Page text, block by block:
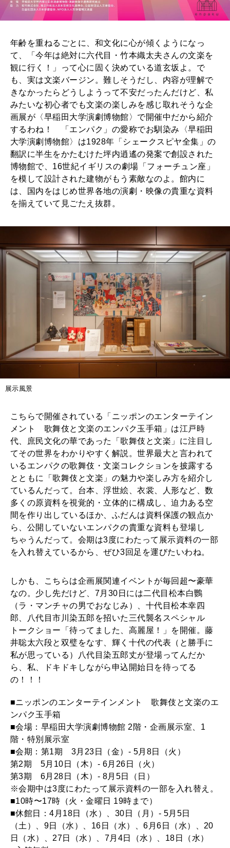
年齢を重ねるごとに、和文化に心が傾くようになっ
て、「今年は絶対に六代目・竹本織太夫さんの文楽を
観に行く！」って心に固く決めている道玄坂よ。で
も、実は文楽バージン。難しそうだし、内容が理解で
きなかったらどうしようって不安だったんだけど、私
みたいな初心者でも文楽の楽しみを感じ取れそうな企
画展が〈早稲田大学演劇博物館〉で開催中だから紹介
するわね！ 「エンパク」の愛称でお馴染み〈早稲田
大学演劇博物館〉は1928年「シェークスピヤ全集」の
翻訳に半生をかたむけた坪内逍遙の発案で創設された
博物館で、16世紀イギリスの劇場「フォーチュン座」
を模して設計された建物がもう素敵なのよ。館内に
は、国内をはじめ世界各地の演劇・映像の貴重な資料
を揃えていて見ごたえ抜群。
展示風景
こちらで開催されている「ニッポンのエンターテイン
メント 歌舞伎と文楽のエンパク玉手箱」は江戸時
代、庶民文化の華であった「歌舞伎と文楽」に注目し
てその世界をわかりやすく解説。世界最大と言われて
いるエンパクの歌舞伎・文楽コレクションを披露する
とともに「歌舞伎と文楽」の魅力や楽しみ方を紹介し
ているんだって。台本、浮世絵、衣裳、人形など、数
多くの原資料を視覚的・立体的に構成し、迫力ある空
間を作り出しているほか、ふだんは資料保護の観点か
ら、公開していないエンパクの貴重な資料も登場し
ちゃうんだって。会期は3度にわたって展示資料の一部
を入れ替えているから、ぜひ3回足を運びたいわね。
しかも、こちらは企画展関連イベントが毎回超〜豪華
なの。少し先だけど、7月30日には二代目松本白鸚
（ラ・マンチャの男でおなじみ）、十代目松本幸四
郎、八代目市川染五郎を招いた三代襲名スペシャル
トークショー「待ってました、高麗屋！」を開催。藤
井聡太六段と双璧をなす、輝く十代の代表（と勝手に
私が思っている）八代目染五郎丈が登場ってんだか
ら、私、ドキドキしながら申込開始日を待ってる
の！！！
■ニッポンのエンターテインメント 歌舞伎と文楽のエ
ンパク玉手箱
■会場：早稲田大学演劇博物館 2階・企画展示室、1
階・特別展示室
■会期：第1期 3月23日（金）- 5月8日（火）
第2期 5月10日（木）- 6月26日（火）
第3期 6月28日（木）- 8月5日（日）
※会期中は3度にわたって展示資料の一部を入れ替え。
■10時〜17時（火・金曜日 19時まで）
■休館日：4月18日（水）、30日（月）- 5月5日
（土）、9日（水）、16日（水）、6月6日（水）、20
日（水）、27日（水）、7月4日（水）、18日（水）